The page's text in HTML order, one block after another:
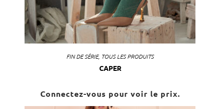
FIN DE SÉRIE, TOUS LES PRODUITS
CAPER
Connectez-vous pour voir le prix.